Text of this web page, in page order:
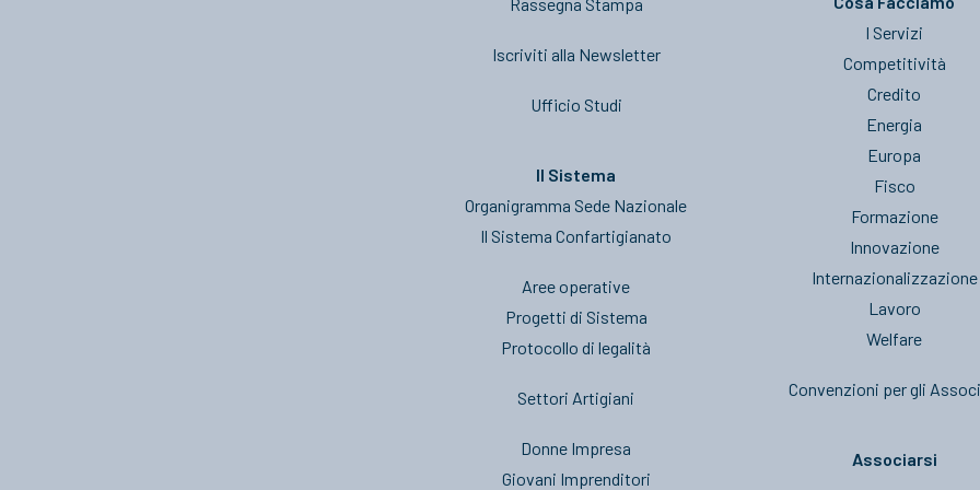
Iscriviti alla Newsletter
Ufficio Studi
Il Sistema
Organigramma Sede Nazionale
Il Sistema Confartigianato
Aree operative
Progetti di Sistema
Protocollo di legalità
Settori Artigiani
Donne Impresa
Giovani Imprenditori
I Servizi
Competitività
Credito
Energia
Europa
Fisco
Formazione
Innovazione
Internazionalizzazione
Lavoro
Welfare
Convenzioni per gli
Associarsi